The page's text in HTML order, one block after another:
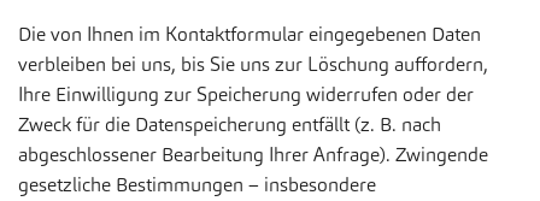
Die von Ihnen im Kontaktformular eingegebenen Daten
verbleiben bei uns, bis Sie uns zur Löschung auffordern,
Ihre Einwilligung zur Speicherung widerrufen oder der
Zweck für die Datenspeicherung entfällt (z. B. nach
abgeschlossener Bearbeitung Ihrer Anfrage). Zwingende
gesetzliche Bestimmungen – insbesondere